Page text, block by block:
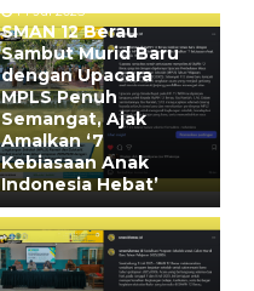
14 Jul 2025
SMAN 12 Berau
Sambut Murid Baru
dengan Upacara
MPLS Penuh
Semangat, Ajak
Amalkan ‘7
Kebiasaan Anak
Indonesia Hebat’